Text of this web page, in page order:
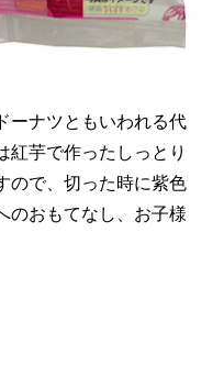
ーナツともいわれる代
紅芋で作ったしっとり
で、 切った時に紫色
のおもてなし、お子様